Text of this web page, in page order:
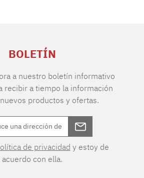
BOLETÍN
a nuestro boletín informativo
recibir a tiempo la información
productos y ofertas.
de privacidad y estoy de
acuerdo con ella.